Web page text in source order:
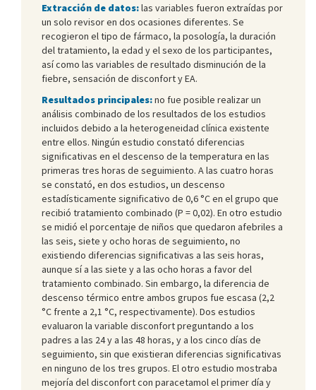
Extracción de datos:las variables fueron extraídas por
un solo revisor en dos ocasiones diferentes. Se
recogieron el tipo de fármaco, la posología, la duración
del tratamiento, la edad y el sexo de los participantes,
así como las variables de resultado disminución de la
fiebre, sensación de disconfort y EA.
Resultados principales:no fue posible realizar un
análisis combinado de los resultados de los estudios
incluidos debido a la heterogeneidad clínica existente
entre ellos. Ningún estudio constató diferencias
significativas en el descenso de la temperatura en las
primeras tres horas de seguimiento. A las cuatro horas
se constató, en dos estudios, un descenso
estadísticamente significativo de 0,6 °C en el grupo que
recibió tratamiento combinado (P = 0,02). En otro estudio
se midió el porcentaje de niños que quedaron afebriles a
las seis, siete y ocho horas de seguimiento, no
existiendo diferencias significativas a las seis horas,
aunque sí a las siete y a las ocho horas a favor del
tratamiento combinado. Sin embargo, la diferencia de
descenso térmico entre ambos grupos fue escasa (2,2
°C frente a 2,1 °C, respectivamente). Dos estudios
evaluaron la variable disconfort preguntando a los
padres a las 24 y a las 48 horas, y a los cinco días de
seguimiento, sin que existieran diferencias significativas
en ninguno de los tres grupos. El otro estudio mostraba
mejoría del disconfort con paracetamol el primer día y